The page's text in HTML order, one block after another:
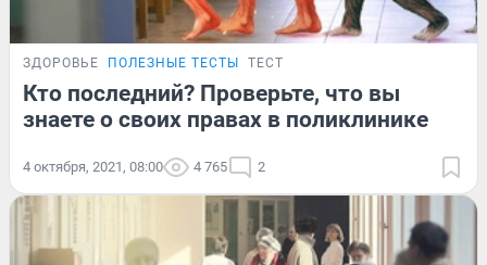
ЗДОРОВЬЕ ПОЛЕЗНЫЕ ТЕСТЫ ТЕСТ
Кто последний? Проверьте, что вы
знаете о своих правах в поликлинике
4 октября, 2021, 08:00 4 765 2